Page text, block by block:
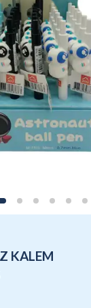
KALEM